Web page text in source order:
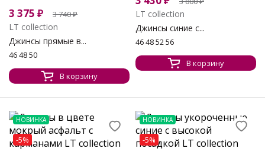
3 375 ₽ 3 740₽
LT collection
Джинсы прямые в...
46 48 50
В корзину
LT collection
Джинсы синие с...
46 48 52 56
В корзину
НОВИНКА
-5%
НОВИНКА
-5%